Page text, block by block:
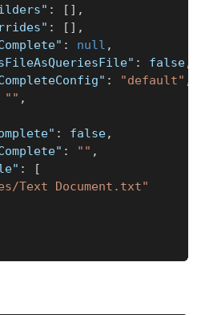
: [ ] ,
: [ ] ,
: null ,
: false,
: "default" ,
"" ,
: false,
: "" ,
:
[
Text Document.txt"